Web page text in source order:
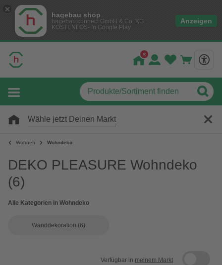
hagebau shop
hagebau connect GmbH & Co. KG
KOSTENLOS- In Google Play
Anzeigen
Wähle jetzt Deinen Markt
Wohnen Wohndeko
DEKO PLEASURE Wohndeko
(6)
Alle Kategorien in Wohndeko
Wanddekoration (6)
Verfügbar in meinem Markt